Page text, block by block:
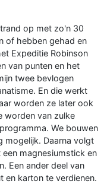
op met zo'n 30
of hebben gehad en
Expeditie Robinson
van punten en het
twee bevlogen
En die werkt
worden ze later ook
worden van zulke
We bouwen
mogelijk. Daarna volgt
magnesiumstick en
Een ander deel van
en karton te verdienen.